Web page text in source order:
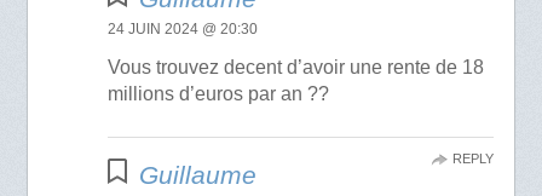
24 JUIN 2024 @ 20:30
Vous trouvez decent d’avoir une rente de 18
millions d’euros par an ??
Guillaume
REPLY